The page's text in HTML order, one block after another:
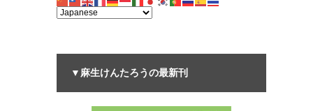
▼麻生けんたろうの最新刊